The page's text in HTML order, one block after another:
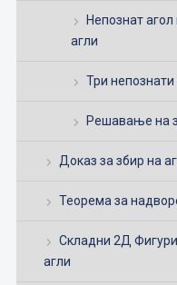
Непознат
агли
Три непознати
Решавање на
Доказ за збир на
Теорема за
Складни 2Д
агли